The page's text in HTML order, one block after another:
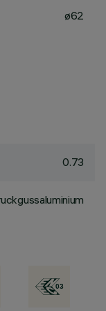
ø62
0.73